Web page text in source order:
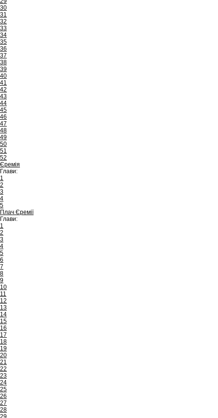
30
31
32
33
34
35
36
37
38
39
40
41
42
43
44
45
46
47
48
49
50
51
52
Єремія
Глави:
1
2
3
4
5
Плач Єремії
Глави:
1
2
3
4
5
6
7
8
9
10
11
12
13
14
15
16
17
18
19
20
21
22
23
24
25
26
27
28
29